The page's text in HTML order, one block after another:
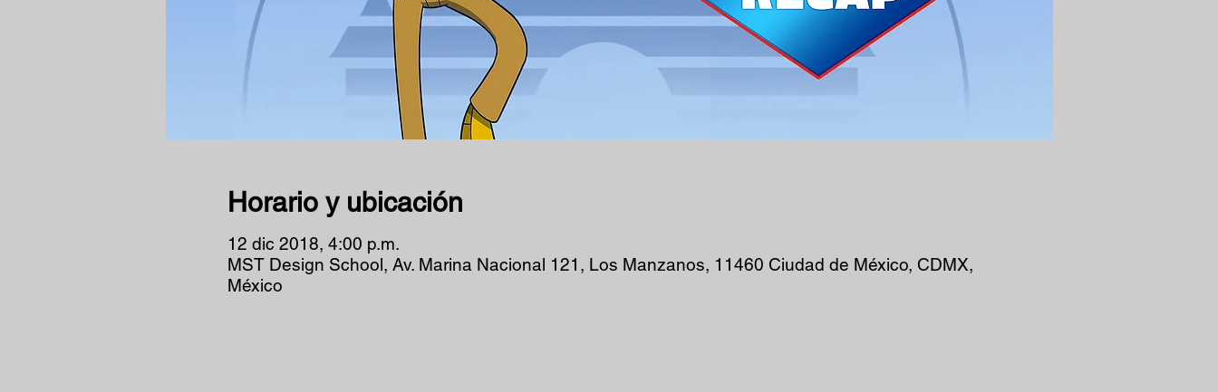
Horario y ubicación
12 dic 2018, 4:00 p.m.
MST Design School, Av. Marina Nacional 121, Los Manzanos, 11460 Ciudad de México, CDMX,
México